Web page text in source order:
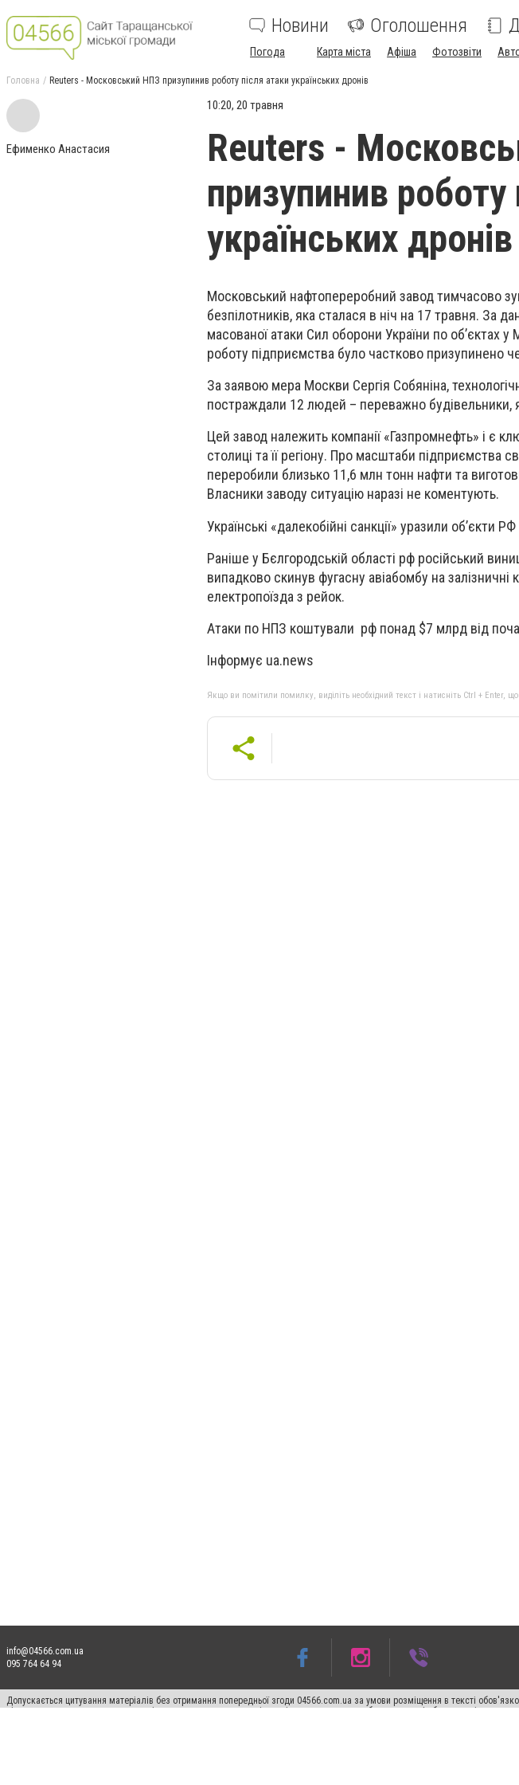
Новини Оголошення
Погода Карта міста Афіша Фотозвіти
Головна Reuters - Московський НПЗ призупинив роботу після атаки українських дронів
Ефименко Анастасия
10:20, 20 травня
Reuters -
призупинив роботу
українських дронів
Московський нафтопереробний заводтимчасово
безпілотників, яка сталася в ніч на 17 травня. За
масованої атаки Сил оборони України по об’єктах
роботу підприємства було частково призупинено
За заявою мера Москви Сергія Собяніна,
постраждали 12 людей – переважно будівельники,
Цей завод належить компанії «Газпромнефть» і є
столиці та її регіону. Про масштаби підприємства
переробили близько 11,6 млн тонн нафти та
Власники заводу ситуацію наразі не коментують.
Українські «далекобійні санкції» уразили об’єкти
Раніше у Бєлгородській області рф російський
випадково скинув фугасну авіабомбу на
електропоїзда з рейок.
Атаки по НПЗ коштували рф понад $7 млрд від
Інформує ua.news
Якщо ви помітили помилку, виділіть необхідний текст і натисніть Ctrl + Enter,
info@04566.com.ua
095 764 64 94
Допускається цитування матеріалів без отримання попередньої згоди 04566.com.ua за умови розміщення в тексті
відкритого для пошукових систем гіперпосилання на цитовані статті не нижче другого абзацу в тексті або в якості